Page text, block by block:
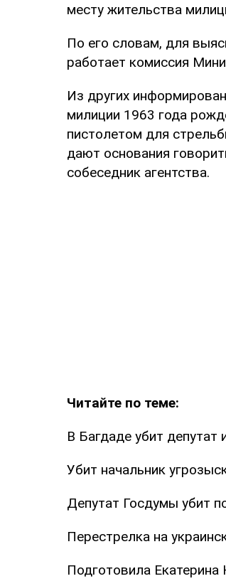
месту жительства
По его словам, для
работает комиссия
Из других
милиции 1963 года
пистолетом для
дают основания
собеседник агентства.
Читайте по теме:
В Багдаде убит депутат
Убит начальник
Депутат Госдумы убит
Перестрелка на
Подготовила Екатерина